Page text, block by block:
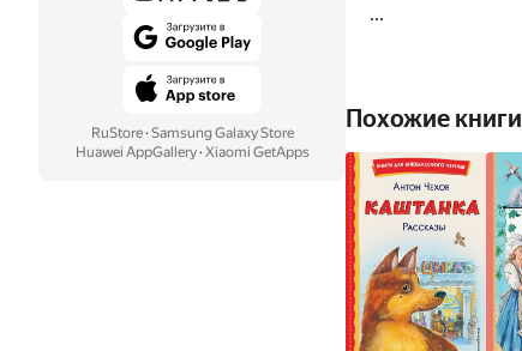
RuStore· Samsung Galaxy Store
Huawei AppGallery· Xiaomi GetApps
...
Похожие книги